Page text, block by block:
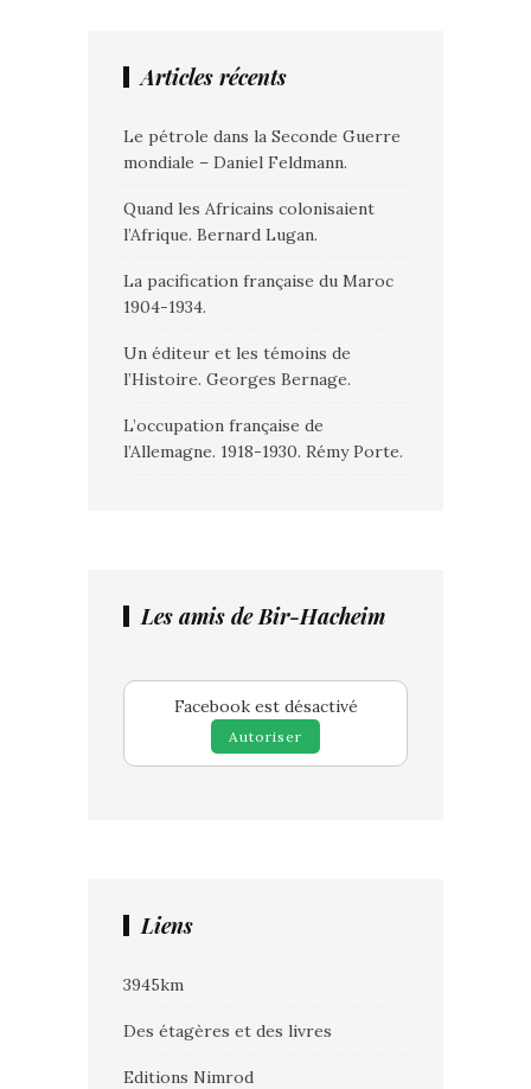
Articles récents
Le pétrole dans la Seconde Guerre
mondiale – Daniel Feldmann.
Quand les Africains colonisaient
l’Afrique. Bernard Lugan.
La pacification française du Maroc
1904-1934.
Un éditeur et les témoins de
l’Histoire. Georges Bernage.
L’occupation française de
l’Allemagne. 1918-1930. Rémy Porte.
Les amis de Bir-Hacheim
Facebook est désactivé
Autoriser
Liens
3945km
Des étagères et des livres
Editions Nimrod